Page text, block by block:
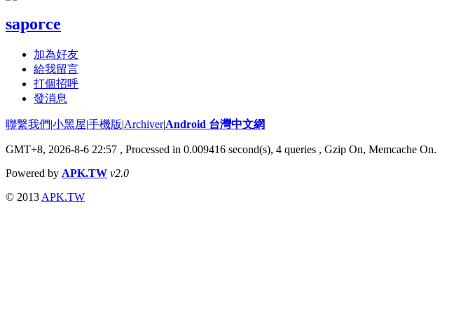
saporce
加為好友
給我留言
打個招呼
發消息
聯繫我們|小黑屋|手機版|Archiver|Android 台灣中文網
GMT+8, 2026-8-6 22:57 , Processed in 0.009416 second(s), 4 queries , Gzip On, Memcache On.
Powered by APK.TW v2.0
© 2013 APK.TW